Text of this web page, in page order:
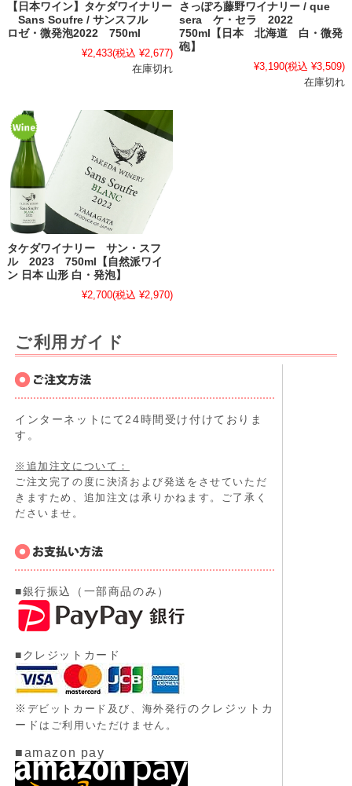
【日本ワイン】タケダワイナリー
Sans Soufre / サンスフル
ロゼ・微発泡2022 750ml
¥2,433(税込 ¥2,677)
在庫切れ
さっぽろ藤野ワイナリー / que
sera ケ・セラ 2022
750ml【日本 北海道 白・微発
砲】
¥3,190(税込 ¥3,509)
在庫切れ
タケダワイナリー サン・スフ
ル 2023 750ml【自然派ワイ
ン 日本 山形 白・発泡】
¥2,700(税込 ¥2,970)
ご利用ガイド
インターネットにて24時間受け付けておりま
す。
※追加注文について：
ご注文完了の度に決済および発送をさせていただ
きますため、追加注文は承りかねます。ご了承く
ださいませ。
■銀行振込（一部商品のみ）
■クレジットカード
※ デビットカード及び、 海外発行のクレジットカ
ード はご利用いただけません。
■amazon pay